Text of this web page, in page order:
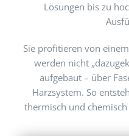
Lösungen bis zu
Sie profitieren von
werden nicht
aufgebaut – über
Harzsystem. So
thermisch und